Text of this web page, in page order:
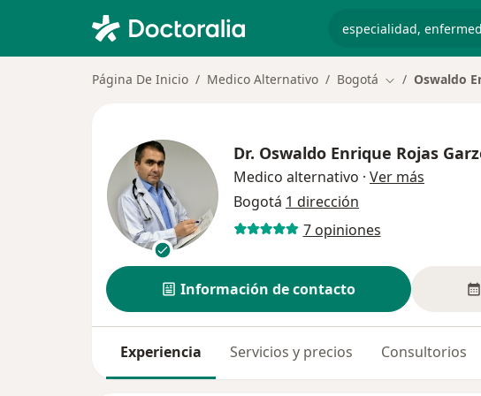
Página De Inicio Medico Alternativo Bogotá Cambiar de
Oswaldo
Dr. Oswaldo Enrique Rojas
Medico alternativo · Ver más
Bogotá 1 dirección
7 opiniones
Información de contacto
Experiencia Servicios y precios Consultorios